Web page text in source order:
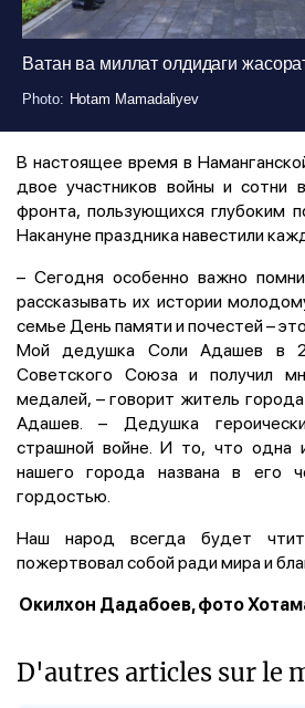
Ватан ва миллат олдидаги
Photo: Hotam Mamadaliyev
Photo: Hotam Mamadaliyev
Photo: Hotam Mamadaliyev
Photo: Hotam Mamadaliyev
Photo: Hotam Mamadaliyev
Photo: Hotam Mamadaliyev
Photo: Hotam Mamadaliyev
Photo: Hotam Mamadaliyev
Photo: Hotam Mamadaliyev
Photo: Hotam Mamadaliyev
Photo: Hotam Mamadaliyev
Photo: Hotam Mamadaliyev
Photo: Hotam Mamadaliyev
Photo: Hotam Mamadaliyev
Photo: Hotam Mamadaliyev
Photo: Hotam Mamadaliyev
Photo: Hotam Mamadaliyev
Photo: Hotam Mamadaliyev
Photo: Hotam Mamadaliyev
Photo: Hotam Mamadaliyev
В настоящее время в
двое участников войны и сотни
фронта, пользующихся глубоким
Накануне праздника навестили
– Сегодня особенно важно
рассказывать их истории
семье День памяти и почестей –
Мой дедушка Соли Адашев в
Советского Союза и получил
медалей, – говорит житель
Адашев. – Дедушка
страшной войне. И то, что одна
нашего города названа в его
гордостью.
Наш народ всегда будет
пожертвовал собой ради мира и
Окилхон Дадабоев, фото
D'autres articles sur le